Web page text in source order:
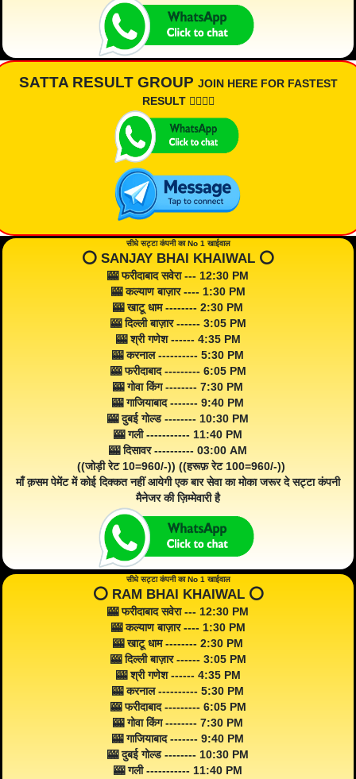
SATTA RESULT GROUP JOIN HERE FOR FASTEST
RESULT 👇🏾👇🏾
सीधे सट्टा कंपनी का No 1 खाईवाल
⭕️ SANJAY BHAI KHAIWAL ⭕️
🎰 फरीदाबाद सवेरा --- 12:30 PM
🎰 कल्याण बाज़ार ---- 1:30 PM
🎰 खाटू धाम -------- 2:30 PM
🎰 दिल्ली बाज़ार ------ 3:05 PM
🎰 श्री गणेश ------ 4:35 PM
🎰 करनाल ---------- 5:30 PM
🎰 फरीदाबाद --------- 6:05 PM
🎰 गोवा किंग -------- 7:30 PM
🎰 गाजियाबाद ------- 9:40 PM
🎰 दुबई गोल्ड -------- 10:30 PM
🎰 गली ----------- 11:40 PM
🎰 दिसावर ---------- 03:00 AM
((जोड़ी रेट 10=960/-)) ((हरूफ़ रेट 100=960/-))
माँ क़सम पेमेंट में कोई दिक्कत नहीं आयेगी एक बार सेवा का मोका जरूर दे सट्टा कंपनी
मैनेजर की ज़िम्मेवारी है
सीधे सट्टा कंपनी का No 1 खाईवाल
⭕️ RAM BHAI KHAIWAL ⭕️
🎰 फरीदाबाद सवेरा --- 12:30 PM
🎰 कल्याण बाज़ार ---- 1:30 PM
🎰 खाटू धाम -------- 2:30 PM
🎰 दिल्ली बाज़ार ------ 3:05 PM
🎰 श्री गणेश ------ 4:35 PM
🎰 करनाल ---------- 5:30 PM
🎰 फरीदाबाद --------- 6:05 PM
🎰 गोवा किंग -------- 7:30 PM
🎰 गाजियाबाद ------- 9:40 PM
🎰 दुबई गोल्ड -------- 10:30 PM
🎰 गली ----------- 11:40 PM